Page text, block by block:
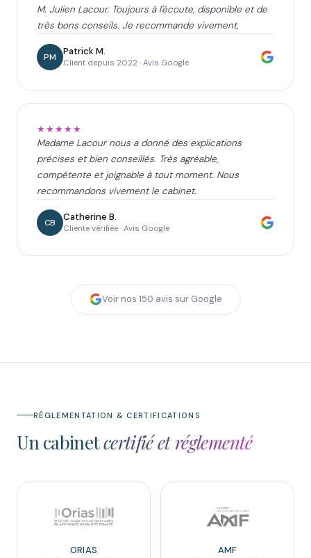
M. Julien Lacour. Toujours à l'écoute, disponible et de
très bons conseils. Je recommande vivement.
PM Patrick M.
Client depuis 2022 · Avis Google
★★★★★
Madame Lacour nous a donné des explications
précises et bien conseillés. Très agréable,
compétente et joignable à tout moment. Nous
recommandons vivement le cabinet.
CB Catherine B.
Cliente vérifiée · Avis Google
Voir nos 150 avis sur Google
RÉGLEMENTATION & CERTIFICATIONS
Un cabinetcertifié et réglementé
ORIAS AMF